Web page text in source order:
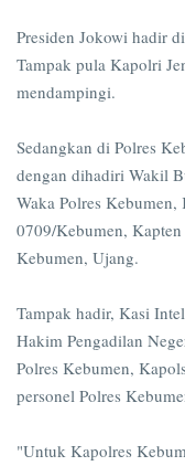
Presiden Jokowi hadir
Tampak pula Kapolri
mendampingi.
Sedangkan di Polres
dengan dihadiri Wakil
Waka Polres
0709/Kebumen,
Kebumen, Ujang.
Tampak hadir, Kasi
Hakim Pengadilan
Polres Kebumen,
personel Polres
"Untuk Kapolres